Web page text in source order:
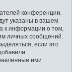
конференции.
указаны в вашем
к информации о том,
личных сообщений.
если это
ими